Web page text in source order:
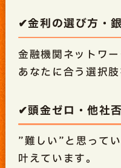
✔金利の選び方・
金融機関ネットワ
あなたに合う選択肢
✔頭金ゼロ・他社
”難しい”と思って
叶えています。